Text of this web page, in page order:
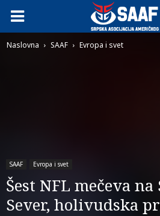
Naslovna SAAF Evropa i svet
SAAF Evropa i svet
Šest NFL mečeva
Sever, holivudska